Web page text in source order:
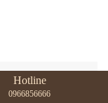
Hotline
0966856666